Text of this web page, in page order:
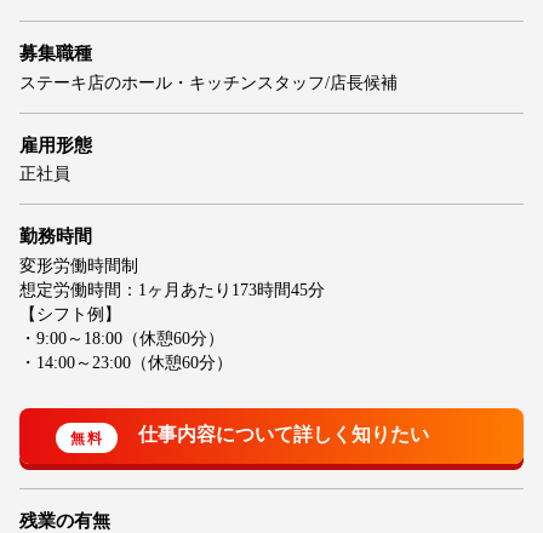
募集職種
ステーキ店のホール・キッチンスタッフ/店長候補
雇用形態
正社員
勤務時間
変形労働時間制
想定労働時間：1ヶ月あたり173時間45分
【シフト例】
・9:00～18:00（休憩60分）
・14:00～23:00（休憩60分）
残業の有無